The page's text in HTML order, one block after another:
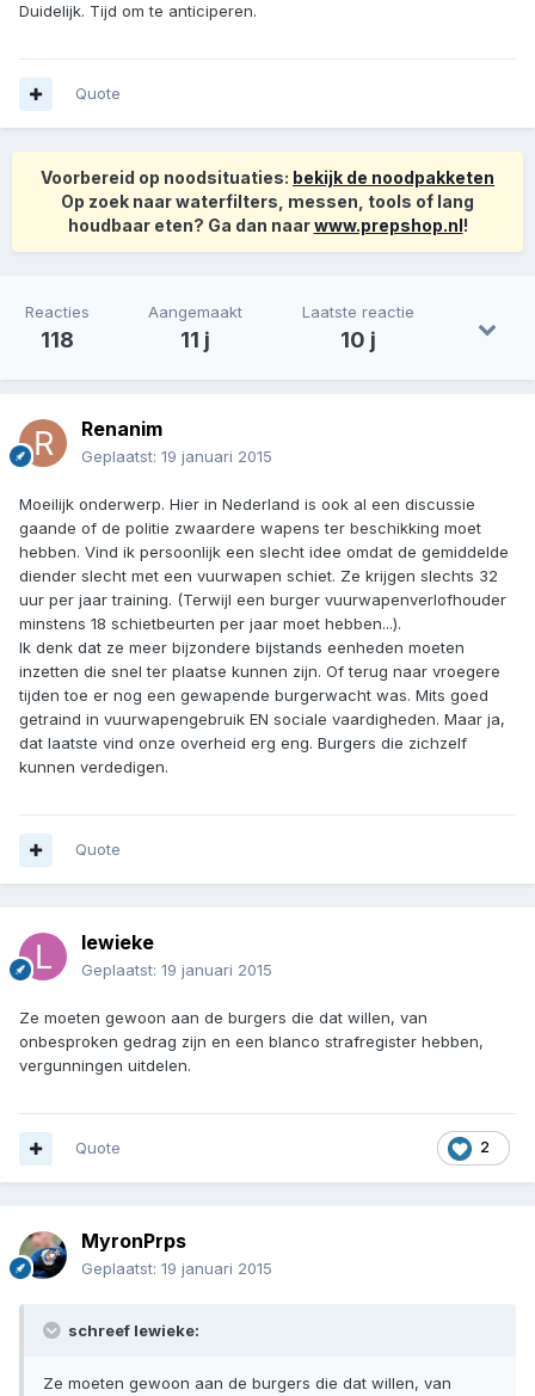
Duidelijk. Tijd om te anticiperen.
Quote
Voorbereid op noodsituaties: bekijk de noodpakketen
Op zoek naar waterfilters, messen, tools of lang
houdbaar eten? Ga dan naarwww.prepshop.nl!
Reacties
118
Aangemaakt
11 j
Laatste reactie
10 j
Renanim
Geplaatst: 19 januari 2015
Moeilijk onderwerp. Hier in Nederland is ook al een discussie
gaande of de politie zwaardere wapens ter beschikking moet
hebben. Vind ik persoonlijk een slecht idee omdat de gemiddelde
diender slecht met een vuurwapen schiet. Ze krijgen slechts 32
uur per jaar training. (Terwijl een burger vuurwapenverlofhouder
minstens 18 schietbeurten per jaar moet hebben...).
Ik denk dat ze meer bijzondere bijstands eenheden moeten
inzetten die snel ter plaatse kunnen zijn. Of terug naar vroegere
tijden toe er nog een gewapende burgerwacht was. Mits goed
getraind in vuurwapengebruik EN sociale vaardigheden. Maar ja,
dat laatste vind onze overheid erg eng. Burgers die zichzelf
kunnen verdedigen.
Quote
lewieke
Geplaatst: 19 januari 2015
Ze moeten gewoon aan de burgers die dat willen, van
onbesproken gedrag zijn en een blanco strafregister hebben,
vergunningen uitdelen.
2
Quote
MyronPrps
Geplaatst: 19 januari 2015
schreef lewieke:
Ze moeten gewoon aan de burgers die dat willen, van